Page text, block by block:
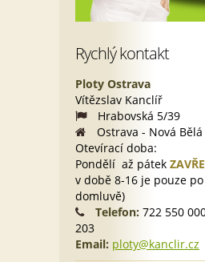
Rychlý kontakt
Ploty Ostrava
Vítězslav Kanclíř
Hrabovská 5/39
Ostrava - Nová
Otevírací doba:
Pondělí až pátek
v době 8-16 je pouze
domluvě)
Telefon: 722 550
203
Email: ploty@kanclir.cz